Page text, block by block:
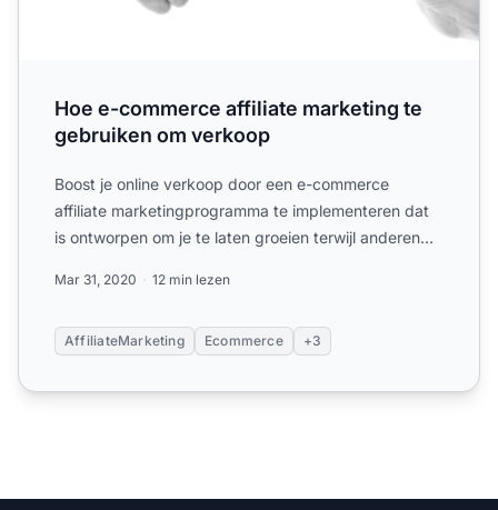
Hoe e-commerce affiliate marketing te
gebruiken om verkoop
Boost je online verkoop door een e-commerce
affiliate marketingprogramma te implementeren dat
is ontworpen om je te laten groeien terwijl anderen
Mar 31, 2020 12 min lezen
AffiliateMarketing Ecommerce +3